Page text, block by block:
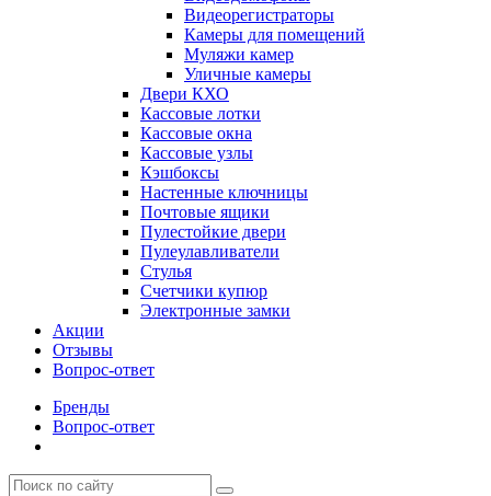
Видеорегистраторы
Камеры для помещений
Муляжи камер
Уличные камеры
Двери КХО
Кассовые лотки
Кассовые окна
Кассовые узлы
Кэшбоксы
Настенные ключницы
Почтовые ящики
Пулестойкие двери
Пулеулавливатели
Стулья
Счетчики купюр
Электронные замки
Акции
Отзывы
Вопрос-ответ
Бренды
Вопрос-ответ